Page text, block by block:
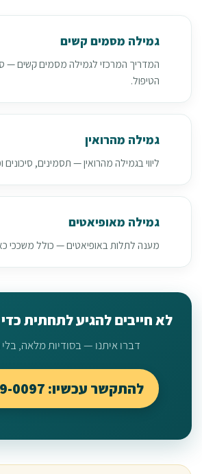
גמילה מסמים קשים
המדריך המרכזי לגמילה מסמים קשים —
הטיפול.
גמילה מהרואין
ליווי בגמילה מהרואין — תסמינים, סיכונים
גמילה מאופיאטים
מענה לתלות באופיאטים — כולל משככי
לא חייבים להגיע לתחתית
דברו איתנו — בסודיות מלאה,
להתקשר עכשיו: 050-479-0097